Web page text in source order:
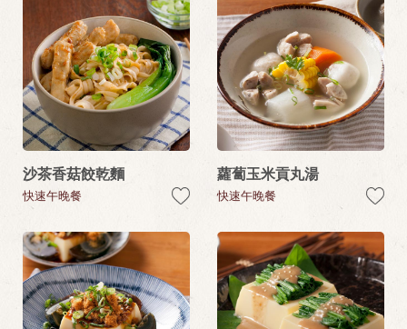
沙茶香菇餃乾麵
快速午晚餐
蘿蔔玉米貢丸湯
快速午晚餐